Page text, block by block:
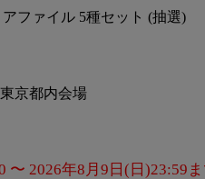
ファイル 5種セット (抽選)
京都内会場
〜 2026年8月9日(日)23:59